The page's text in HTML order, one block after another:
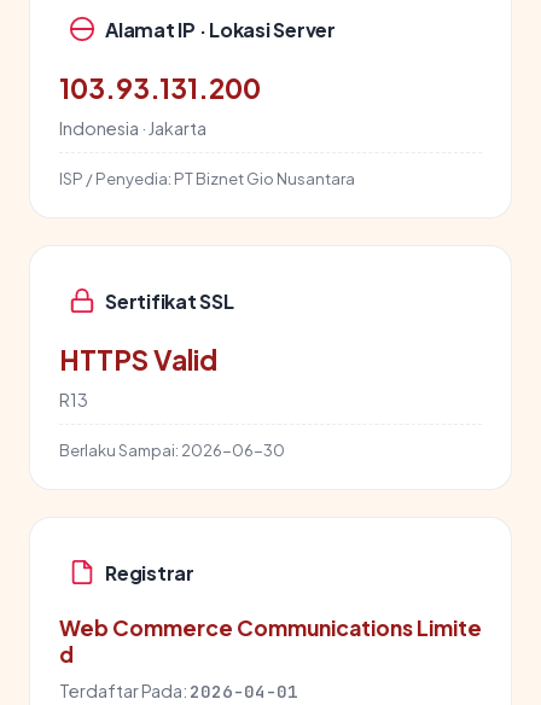
Alamat IP · Lokasi Server
103.93.131.200
Indonesia · Jakarta
ISP / Penyedia: PT Biznet Gio Nusantara
Sertifikat SSL
HTTPS Valid
R13
Berlaku Sampai: 2026-06-30
Registrar
Web Commerce Communications Limite
d
Terdaftar Pada: 2026-04-01